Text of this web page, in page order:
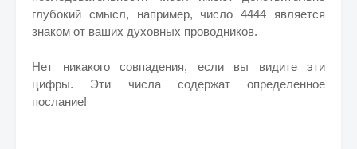
глубокий смысл, например, число 4444 является
знаком от ваших духовных проводников.
Нет никакого совпадения, если вы видите эти
цифры. Эти числа содержат определенное
послание!